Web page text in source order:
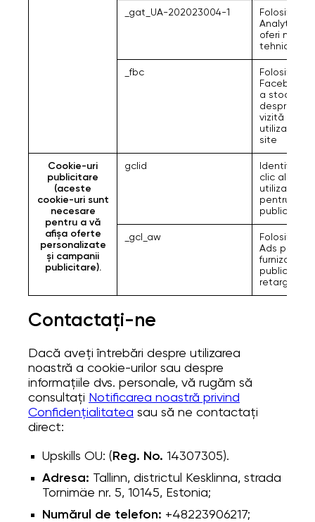
_gat_UA-202023004-1
Folosit de
Analytics
oferi
tehnică
_fbc
Folosit de
Facebook
a stoca
despre
vizită a
site
Cookie-uri
publicitare
(aceste
cookie-uri sunt
necesare
pentru a vă
afișa oferte
personalizate
și campanii
publicitare).
gclid
clic al
utilizatorului
pentru
publicitate.
_gcl_aw
Folosit de
Ads pentru
furnizarea
publicitate
retargeting
Contactați-ne
Dacă aveți întrebări despre utilizarea
noastră a cookie-urilor sau despre
informațiile dvs. personale, vă rugăm să
consultați Notificarea noastră privind
Confidențialitatea sau să ne contactați
direct:
Upskills OU: ( Reg. No. 14307305).
Adresa: Tallinn, districtul Kesklinna, strada
Tornimäe nr. 5, 10145, Estonia;
Numărul de telefon: +48223906217;